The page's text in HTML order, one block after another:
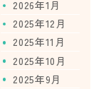
2026年1月
2025年12月
2025年11月
2025年10月
2025年9月